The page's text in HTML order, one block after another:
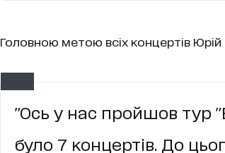
Головною метою всіх концертів Юрій
"Ось у нас пройшов тур
було 7 концертів. До